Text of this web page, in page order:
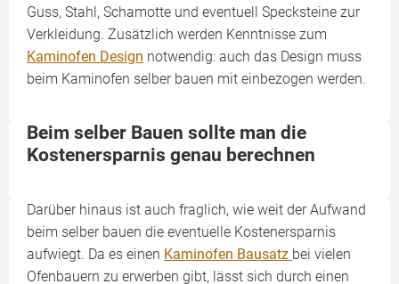
Guss, Stahl, Schamotte und eventuell Specksteine zur
Verkleidung. Zusätzlich werden Kenntnisse zum
Kaminofen Design notwendig: auch das Design muss
beim Kaminofen selber bauen mit einbezogen werden.
Beim selber Bauen sollte man die
Kostenersparnis genau berechnen
Darüber hinaus ist auch fraglich, wie weit der Aufwand
beim selber bauen die eventuelle Kosten­ersparnis
aufwiegt. Da es einen Kaminofen Bausatz bei vielen
Ofenbauern zu erwerben gibt, lässt sich durch einen